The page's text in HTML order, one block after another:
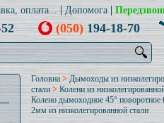
оплата... Допомога
(050)194-18-70
🔍
Головна > Дымоходы из
стали>Колени из
Колено дымоходное 45°
2мм из низколегированной стали